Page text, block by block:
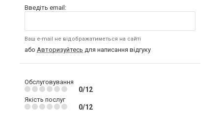
Введіть email:
Ваш e-mail не відображатиметься на сайті
або Авторизуйтесь для написання відгуку
Обслуговування
0/12
Якість послуг
0/12